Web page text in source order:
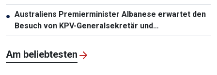
Malaysia
● Australiens Premierminister Albanese erwartet den
Besuch von KPV-Generalsekretär und
Staatspräsident To Lam
Am beliebtesten